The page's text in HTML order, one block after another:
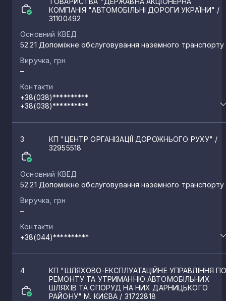
КОМПАНІЯ "АВТОМОБІЛЬНІ ДОРОГИ УКРАЇНИ" /
31100492
Основний КВЕД
52.21 Допоміжне обслуговування наземного транспорту
Виручка, грн
–
Контакти
+38(038)**********
+38(038)**********
3 КП "ЦЕНТР ОРГАНІЗАЦІЇ ДОРОЖНЬОГО РУХУ" /
32955518
Основний КВЕД
52.21 Допоміжне обслуговування наземного транспорту
Виручка, грн
–
Контакти
+38(044)**********
4
КП "ШЛЯХОВО-ЕКСПЛУАТАЦІЙНЕ УПРАВЛІННЯ
РЕМОНТУ ТА УТРИМАННЮ АВТОМОБІЛЬНИХ
ШЛЯХІВ ТА СПОРУД НА НИХ ДАРНИЦЬКОГО
РАЙОНУ" М. КИЄВА / 31722818